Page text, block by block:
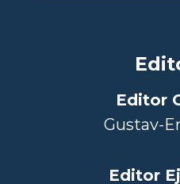
Editor
Gustav-
Editor